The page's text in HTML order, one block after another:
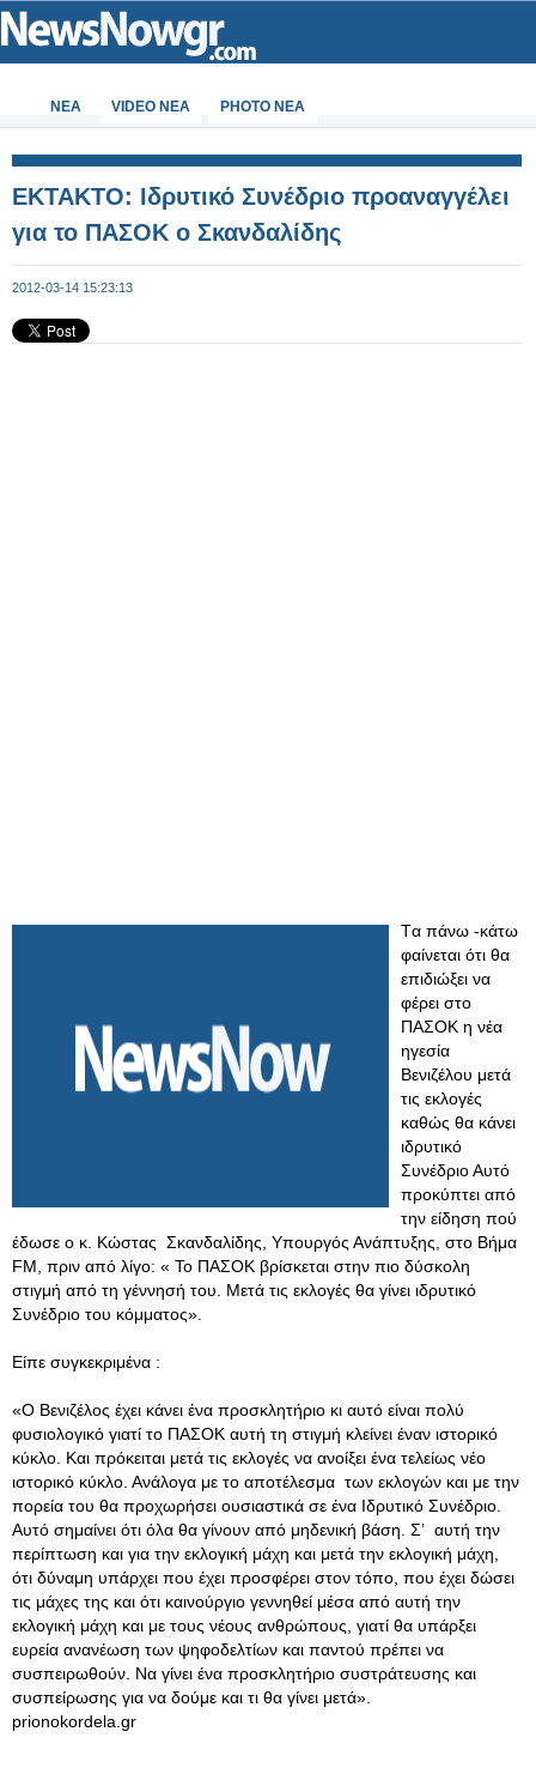
ΝΕΑ VIDEO NEA PHOTO NEA
ΕΚΤΑΚΤΟ: Ιδρυτικό Συνέδριο προαναγγέλει
για το ΠΑΣΟΚ ο Σκανδαλίδης
2012-03-14 15:23:13
Tα πάνω -κάτω
φαίνεται ότι θα
επιδιώξει να
φέρει στο
ΠΑΣΟΚ η νέα
ηγεσία
Βενιζέλου μετά
τις εκλογές
καθώς θα κάνει
ιδρυτικό
Συνέδριο Αυτό
προκύπτει από
την είδηση πού
έδωσε ο κ. Kώστας Σκανδαλίδης, Υπουργός Ανάπτυξης, στο Βήμα
FM, πριν από λίγο: « Το ΠΑΣΟΚ βρίσκεται στην πιο δύσκολη
στιγμή από τη γέννησή του. Μετά τις εκλογές θα γίνει ιδρυτικό
Συνέδριο του κόμματος».
Είπε συγκεκριμένα :
«Ο Βενιζέλος έχει κάνει ένα προσκλητήριο κι αυτό είναι πολύ
φυσιολογικό γιατί το ΠΑΣΟΚ αυτή τη στιγμή κλείνει έναν ιστορικό
κύκλο. Και πρόκειται μετά τις εκλογές να ανοίξει ένα τελείως νέο
ιστορικό κύκλο. Ανάλογα με το αποτέλεσμα των εκλογών και με την
πορεία του θα προχωρήσει ουσιαστικά σε ένα Ιδρυτικό Συνέδριο.
Αυτό σημαίνει ότι όλα θα γίνουν από μηδενική βάση. Σ’ αυτή την
περίπτωση και για την εκλογική μάχη και μετά την εκλογική μάχη,
ότι δύναμη υπάρχει που έχει προσφέρει στον τόπο, που έχει δώσει
τις μάχες της και ότι καινούργιο γεννηθεί μέσα από αυτή την
εκλογική μάχη και με τους νέους ανθρώπους, γιατί θα υπάρξει
ευρεία ανανέωση των ψηφοδελτίων και παντού πρέπει να
συσπειρωθούν. Να γίνει ένα προσκλητήριο συστράτευσης και
συσπείρωσης για να δούμε και τι θα γίνει μετά».
prionokordela.gr